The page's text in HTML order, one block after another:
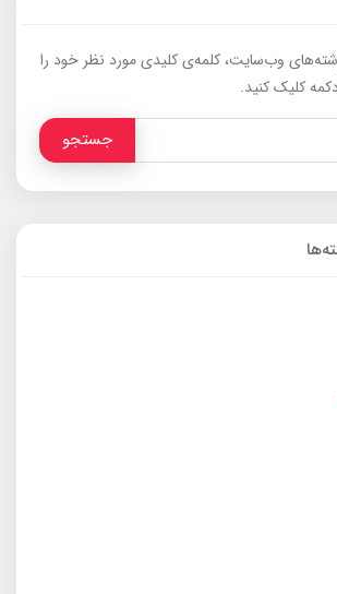
وب‌سایت، کلمه‌ی کلیدی مورد نظر خود را
کلیک کنید.
جستجو